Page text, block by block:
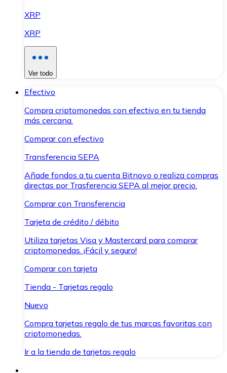
XRP
XRP
Ver todo
Efectivo
Compra criptomonedas con efectivo en tu tienda
más cercana.
Comprar con efectivo
Transferencia SEPA
Añade fondos a tu cuenta Bitnovo o realiza compras
directas por Trasferencia SEPA al mejor precio.
Comprar con Transferencia
Tarjeta de crédito / débito
Utiliza tarjetas Visa y Mastercard para comprar
criptomonedas. ¡Fácil y seguro!
Comprar con tarjeta
Tienda - Tarjetas regalo
Nuevo
Compra tarjetas regalo de tus marcas favoritas con
criptomonedas.
Ir a la tienda de tarjetas regalo